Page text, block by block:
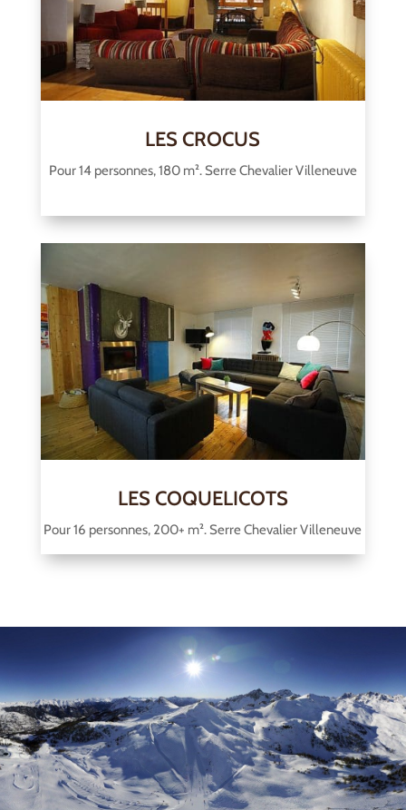
LES CROCUS
Pour 14 personnes, 180 m². Serre Chevalier Villeneuve
LES COQUELICOTS
Pour 16 personnes, 200+ m². Serre Chevalier Villeneuve